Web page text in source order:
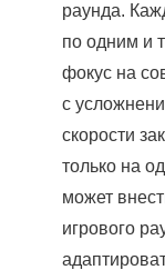
раунда.
по одним и
фокус на
с
скорости
только на
может
игрового